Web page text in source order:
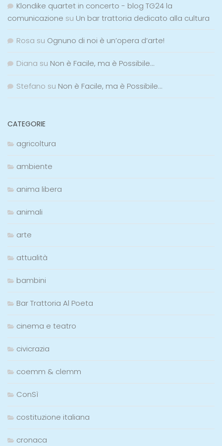
Klondike quartet in concerto - blog TG24 la
comunicazione su Un bar trattoria dedicato alla cultura
Rosa su Ognuno di noi è un’opera d’arte!
Diana su Non è Facile, ma è Possibile…
Stefano su Non è Facile, ma è Possibile…
CATEGORIE
agricoltura
ambiente
anima libera
animali
arte
attualità
bambini
Bar Trattoria Al Poeta
cinema e teatro
civicrazia
coemm & clemm
ConSì
costituzione italiana
cronaca